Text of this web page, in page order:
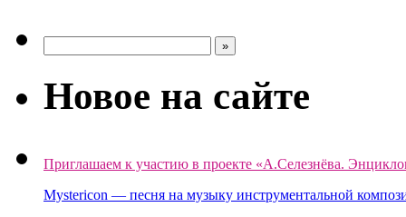
Новое на сайте
Приглашаем к участию в проекте «А.Селезнёва.
Mystericon — песня на музыку инструментальной